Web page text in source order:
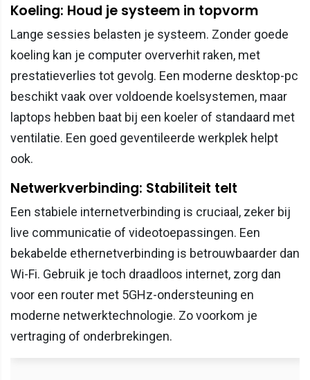
Koeling: Houd je systeem in topvorm
Lange sessies belasten je systeem. Zonder goede
koeling kan je computer oververhit raken, met
prestatieverlies tot gevolg. Een moderne desktop-pc
beschikt vaak over voldoende koelsystemen, maar
laptops hebben baat bij een koeler of standaard met
ventilatie. Een goed geventileerde werkplek helpt
ook.
Netwerkverbinding: Stabiliteit telt
Een stabiele internetverbinding is cruciaal, zeker bij
live communicatie of videotoepassingen. Een
bekabelde ethernetverbinding is betrouwbaarder dan
Wi-Fi. Gebruik je toch draadloos internet, zorg dan
voor een router met 5GHz-ondersteuning en
moderne netwerktechnologie. Zo voorkom je
vertraging of onderbrekingen.